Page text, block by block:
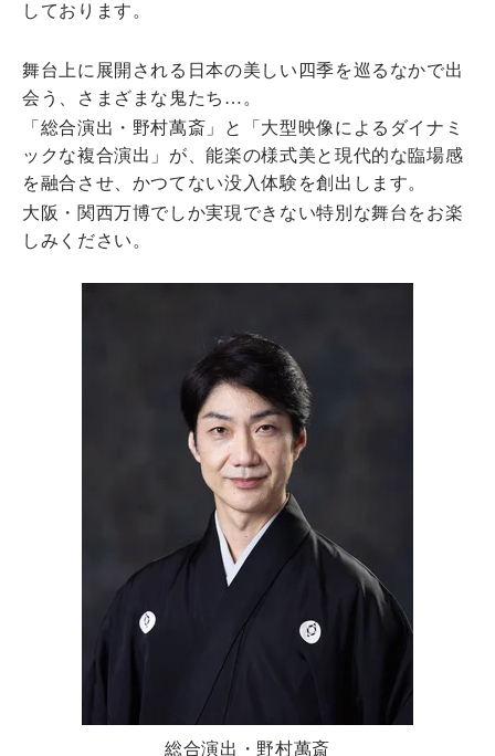
しております。
舞台上に展開される日本の美しい四季を巡るなかで出
会う、さまざまな鬼たち…。
「総合演出・野村萬斎」と「大型映像によるダイナミ
ックな複合演出」が、能楽の様式美と現代的な臨場感
を融合させ、かつてない没入体験を創出します。
大阪・関西万博でしか実現できない特別な舞台をお楽
しみください。
総合演出・野村萬斎